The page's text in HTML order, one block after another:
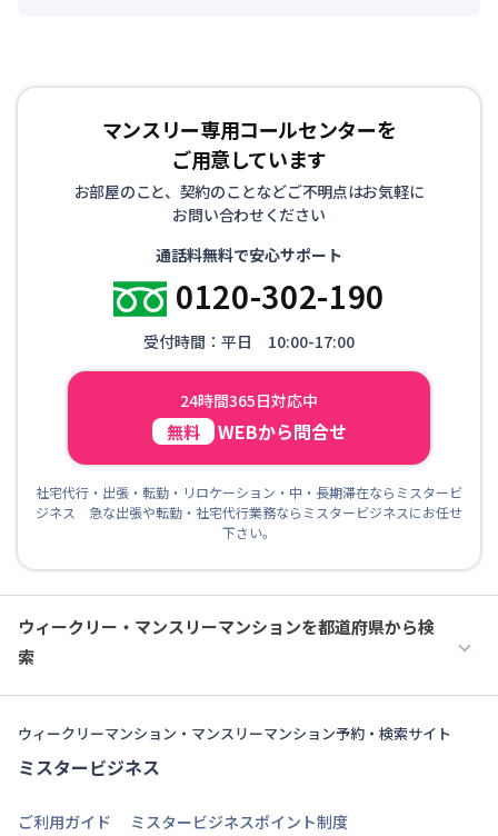
マンスリー専用コールセンターを
ご用意しています
お部屋のこと、契約のことなどご不明点はお気軽に
お問い合わせください
通話料無料で安心サポート
0120-302-190
受付時間：平日 10:00-17:00
24時間365日対応中
無料 WEBから問合せ
社宅代行・出張・転勤・リロケーション・中・長期滞在ならミスタービ
ジネス 急な出張や転勤・社宅代行業務ならミスタービジネスにお任せ
下さい。
ウィークリー・マンスリーマンションを都道府県から検
索
ウィークリーマンション・マンスリーマンション予約・検索サイト
ミスタービジネス
ご利用ガイド ミスタービジネスポイント制度